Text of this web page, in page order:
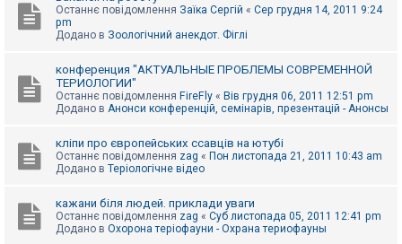
Останнє повідомлення Заїка Сергій « Сер грудня 14, 2011 9:24
pm
Додано в Зоологічний анекдот. Фіглі
конференция "АКТУАЛЬНЫЕ ПРОБЛЕМЫ СОВРЕМЕННОЙ
ТЕРИОЛОГИИ"
Останнє повідомлення FireFly « Вів грудня 06, 2011 12:51 pm
Додано в Анонси конференцій, семінарів, презентацій - Анонсы
кліпи про європейських ссавців на ютубі
Останнє повідомлення zag « Пон листопада 21, 2011 10:43 am
Додано в Теріологічне відео
кажани біля людей. приклади уваги
Останнє повідомлення zag « Суб листопада 05, 2011 12:41 pm
Додано в Охорона теріофауни - Охрана териофауны